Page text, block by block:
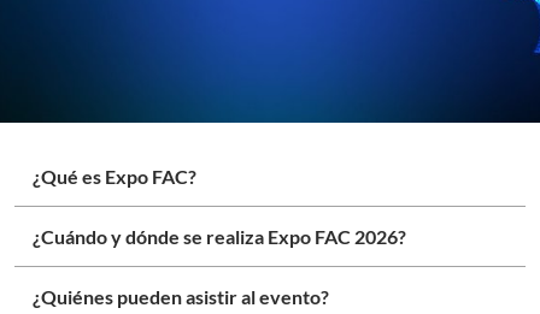
¿Qué es Expo FAC?
¿Cuándo y dónde se realiza Expo FAC 2026?
¿Quiénes pueden asistir al evento?